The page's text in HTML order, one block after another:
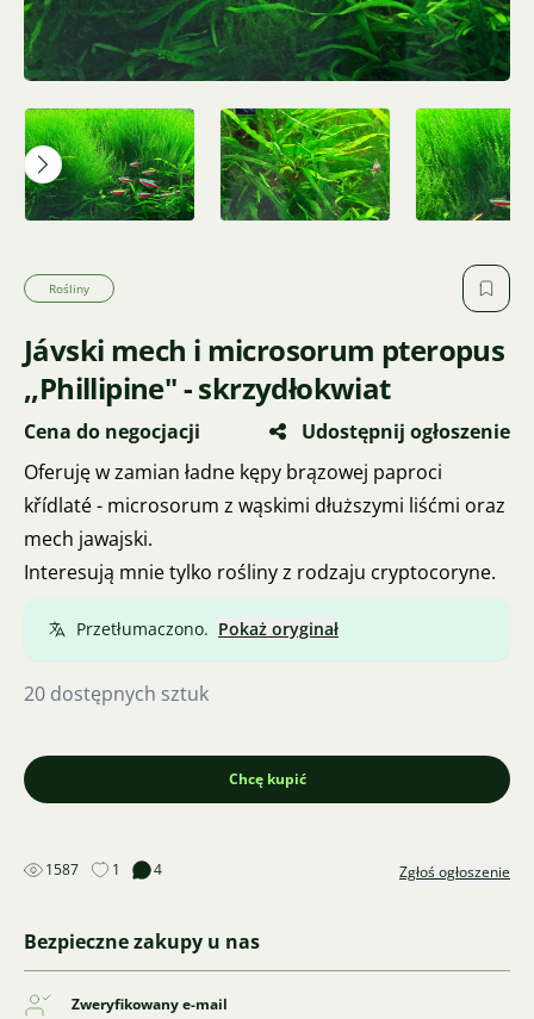
Rośliny
Jávski mech i microsorum pteropus
,,Phillipine" - skrzydłokwiat
Cena do negocjacji
Udostępnij ogłoszenie
Oferuję w zamian ładne kępy brązowej paproci
křídlaté - microsorum z wąskimi dłuższymi liśćmi oraz
mech jawajski.
Interesują mnie tylko rośliny z rodzaju cryptocoryne.
Przetłumaczono. Pokaż oryginał
20 dostępnych sztuk
Chcę kupić
1587 1 4 Zgłoś ogłoszenie
Bezpieczne zakupy u nas
Zweryfikowany e-mail